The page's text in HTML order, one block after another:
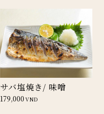
サバ塩焼き/ 味噌
179,000VND